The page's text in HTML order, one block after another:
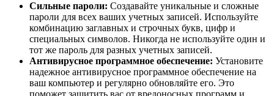
Сильные пароли: Создавайте уникальные и сложные
пароли для всех ваших учетных записей. Используйте
комбинацию заглавных и строчных букв, цифр и
специальных символов. Никогда не используйте один и
тот же пароль для разных учетных записей.
Антивирусное программное обеспечение: Установите
надежное антивирусное программное обеспечение на
ваш компьютер и регулярно обновляйте его. Это